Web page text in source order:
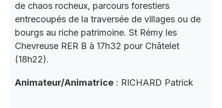
de chaos rocheux, parcours forestiers
entrecoupés de la traversée de villages ou de
bourgs au riche patrimoine. St Rémy les
Chevreuse RER B à 17h32 pour Châtelet
(18h22).
Animateur/Animatrice : RICHARD Patrick